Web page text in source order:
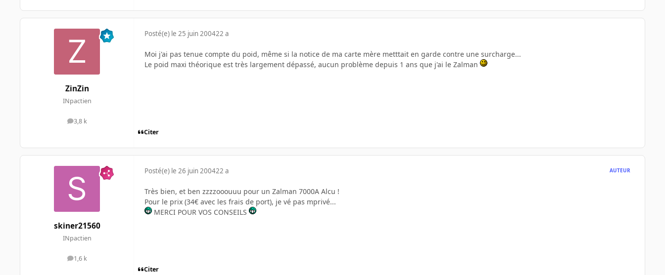
ZinZin
INpactien
3,8 k
messages
Posté(e) le 25 juin 200422 a
Moi j'ai pas tenue compte du poid, même si la notice de ma carte mère metttait en garde contre une surcharge...
Le poid maxi théorique est très largement dépassé, aucun problème depuis 1 ans que j'ai le Zalman
Citer
skiner21560
INpactien
1,6 k
messages
Posté(e) le 26 juin 200422 a AUTEUR
Très bien, et ben zzzzooouuu pour un Zalman 7000A Alcu !
Pour le prix (34€ avec les frais de port), je vé pas mprivé...
MERCI POUR VOS CONSEILS
Citer